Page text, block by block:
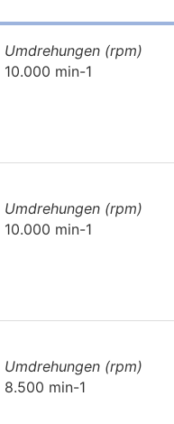
Umdrehungen (rpm)
10.000 min-1
Umdrehungen (rpm)
10.000 min-1
Umdrehungen (rpm)
8.500 min-1